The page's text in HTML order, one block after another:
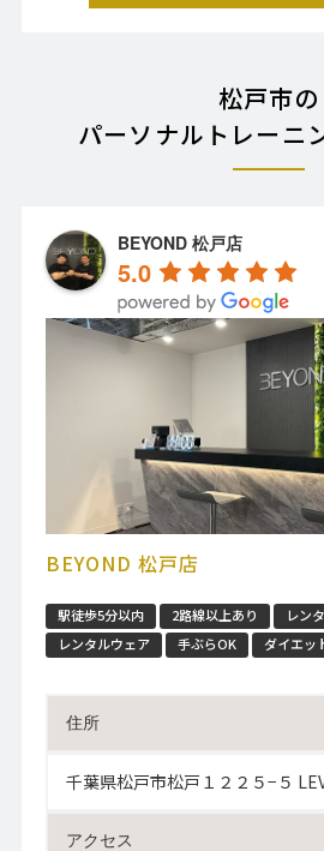
松戸市の
パーソナルトレーニ
BEYOND 松戸店
駅徒歩5分以内 2路線以上あり
レン
レンタルウェア
手ぶらOK ダイエッ
BEYOND 松戸店
5.0
住所
千葉県松戸市松戸１２２５−５
アクセス